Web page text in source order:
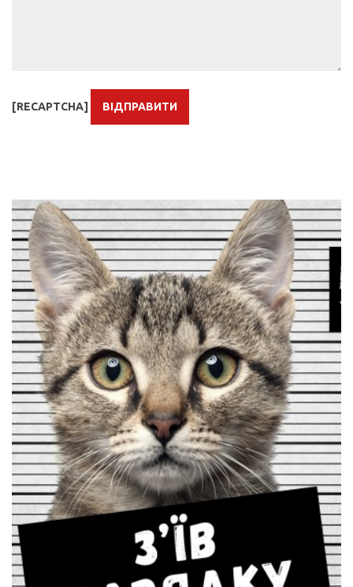
[RECAPTCHA]
Винен у перегризанні дроту